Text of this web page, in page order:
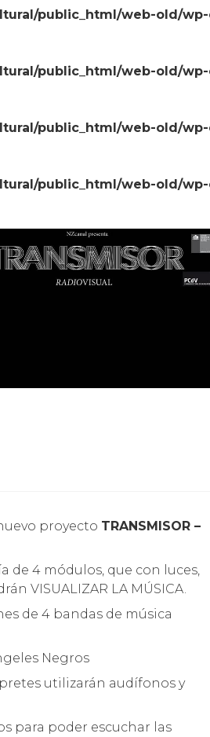
public_html/web-old/
public_html/web-old/
public_html/web-old/
public_html/web-old/
proyecto TRANSMISOR –
de 4 módulos, que con luces,
VISUALIZAR LA MÚSICA.
de 4 bandas de música
Negros
utilizarán audífonos y
para poder escuchar las